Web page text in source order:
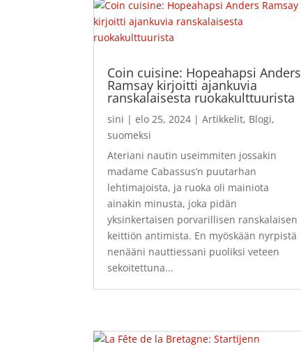
Coin cuisine: Hopeahapsi Anders
Ramsay kirjoitti ajankuvia
ranskalaisesta ruokakulttuurista
sini |elo 25, 2024 |Artikkelit, Blogi,
suomeksi
Ateriani nautin useimmiten jossakin
madame Cabassus’n puutarhan
lehtimajoista, ja ruoka oli mainiota
ainakin minusta, joka pidän
yksinkertaisen porvarillisen ranskalaisen
keittiön antimista. En myöskään nyrpistä
nenääni nauttiessani puoliksi veteen
sekoitettuna...